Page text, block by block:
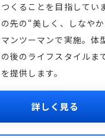
くることを目指してい
先の“美しく、しなや
ンツーマンで実施。体
後のライフスタイルま
提供します。
詳しく見る